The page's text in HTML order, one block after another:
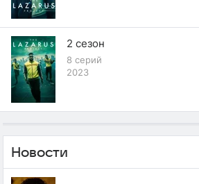
2 сезон
8 серий
2023
Новости